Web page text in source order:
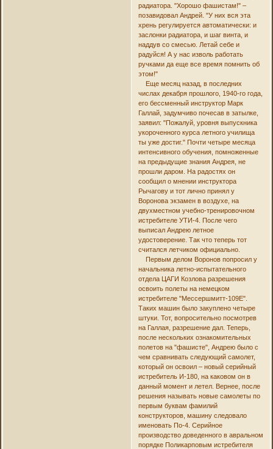
радиатора. "Хорошо фашистам!" –
позавидовал Андрей. "У них вся эта
хрень регулируется автоматически: и
заслонки радиатора, и шаг винта, и
наддув со смесью. Летай себе и
радуйся! А у нас изволь работать
ручками да еще все время помнить об
этом!"
Еще месяц назад, в последних
числах декабря прошлого, 1940-го года,
его бессменный инструктор Марк
Галлай, задумчиво почесав в затылке,
заявил: "Пожалуй, уровня выпускника
укороченного курса летного училища
ты уже достиг." Почти четыре месяца
интенсивного обучения, помноженные
на предыдущие знания Андрея, не
прошли даром. На радостях он
сообщил о мнении инструктора
Рычагову и тот лично принял у
Воронова экзамен в воздухе, на
двухместном учебно-тренировочном
истребителе УТИ-4. После чего
выписал Андрею летное
удостоверение. Так что теперь тот
считался летчиком официально.
Первым делом Воронов попросил у
начальника летно-испытательного
отдела ЦАГИ Козлова разрешения
освоить полеты на немецком
истребителе "Мессершмитт-109Е".
Таких машин было закуплено четыре
штуки. Тот, вопросительно посмотрев
на Галлая, разрешение дал. Теперь,
после нескольких ознакомительных
полетов на "фашисте", Андрею было с
чем сравнивать следующий самолет,
который он освоил – новый серийный
истребитель И-180, на каковом он в
данный момент и летел. Вернее, после
решения называть новые самолеты по
первым буквам фамилий
конструкторов, машину следовало
именовать По-4. Серийное
производство доведенного в авральном
порядке Поликарповым истребителя